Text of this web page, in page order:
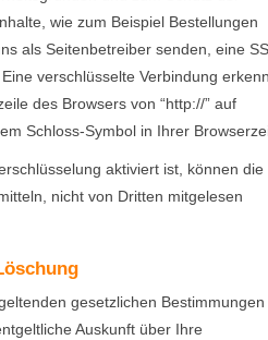
wie zum Beispiel Bestellungen
als Seitenbetreiber senden, eine
verschlüsselte Verbindung
des Browsers von “http://” auf
Schloss-Symbol in Ihrer
aktiviert ist, können die
nicht von Dritten mitgelesen
gesetzlichen Bestimmungen
Auskunft über Ihre